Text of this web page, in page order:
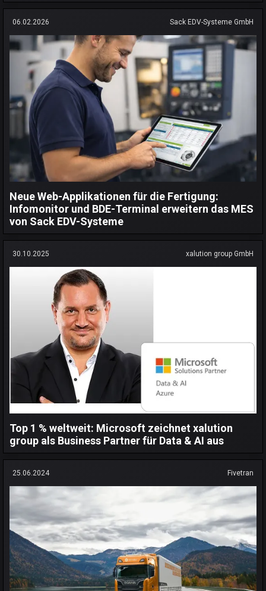
06.02.2026 Sack EDV-Systeme GmbH
Neue Web-Applikationen für die Fertigung:
Infomonitor und BDE-Terminal erweitern das MES
von Sack EDV-Systeme
30.10.2025 xalution group GmbH
Top 1 % weltweit: Microsoft zeichnet xalution
group als Business Partner für Data & AI aus
25.06.2024 Fivetran